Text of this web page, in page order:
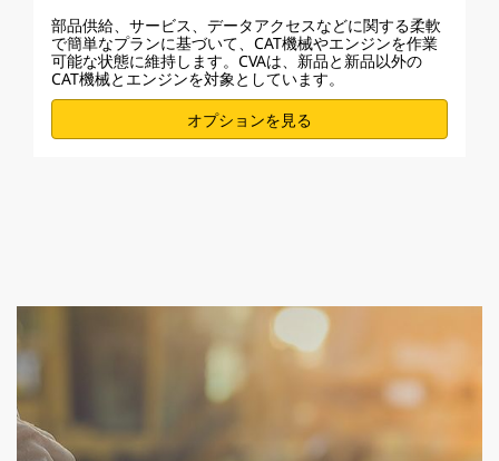
部品供給、サービス、データアクセスなどに関する柔軟
で簡単なプランに基づいて、CAT機械やエンジンを作業
可能な状態に維持します。CVAは、新品と新品以外の
CAT機械とエンジンを対象としています。
オプションを見る